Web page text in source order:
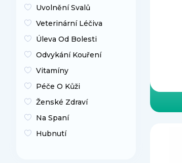
Uvolnění Svalů
Veterinární Léčiva
Úleva Od Bolesti
Odvykání Kouření
Vitamíny
Péče O Kůži
Ženské Zdraví
Na Spaní
Hubnutí